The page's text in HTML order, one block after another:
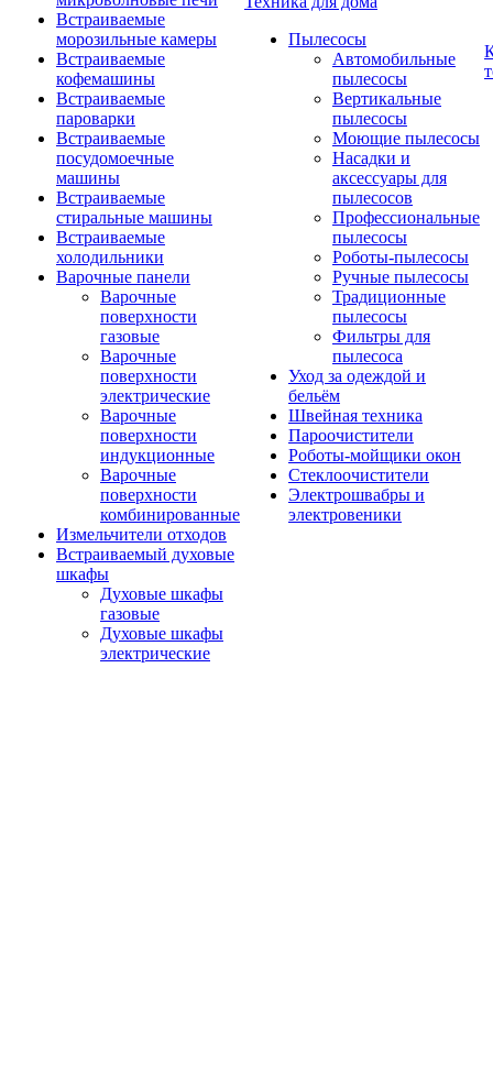
Встраиваемые
морозильные камеры
Встраиваемые
кофемашины
Встраиваемые
пароварки
Встраиваемые
посудомоечные
машины
Встраиваемые
стиральные машины
Встраиваемые
холодильники
Варочные панели
Варочные
поверхности
газовые
Варочные
поверхности
электрические
Варочные
поверхности
индукционные
Варочные
поверхности
комбинированные
Измельчители отходов
Встраиваемый духовые
шкафы
Духовые шкафы
газовые
Духовые шкафы
электрические
Пылесосы
Автомобильные
пылесосы
Вертикальные
пылесосы
Моющие пылесосы
Насадки и
аксессуары для
пылесосов
Профессиональные
пылесосы
Роботы-пылесосы
Ручные пылесосы
Традиционные
пылесосы
Фильтры для
пылесоса
Уход за одеждой и
бельём
Швейная техника
Пароочистители
Роботы-мойщики окон
Стеклоочистители
Электрошвабры и
электровеники